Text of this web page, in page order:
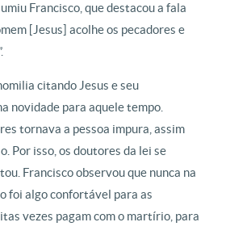
Francisco, que destacou a fala
[Jesus] acolhe os pecadores e
citando Jesus e seu
novidade para aquele tempo.
tornava a pessoa impura, assim
Por isso, os doutores da lei se
Francisco observou que nunca na
foi algo confortável para as
vezes pagam com o martírio, para